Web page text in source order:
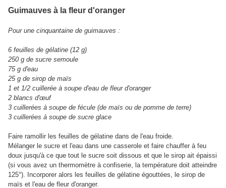
Guimauves à la fleur d'oranger
Pour une cinquantaine de guimauves :
6 feuilles de gélatine (12 g)
250 g de sucre semoule
75 g d'eau
25 g de sirop de maïs
1 et 1/2 cuillerée à soupe d'eau de fleur d'oranger
2 blancs d'œuf
3 cuillerées à soupe de fécule (de maïs ou de pomme de terre)
3 cuillerées à soupe de sucre glace
Faire ramollir les feuilles de gélatine dans de l'eau froide.
Mélanger le sucre et l'eau dans une casserole et faire chauffer à feu
doux jusqu'à ce que tout le sucre soit dissous et que le sirop ait épaissi
(si vous avez un thermomètre à confiserie, la température doit atteindre
125°). Incorporer alors les feuilles de gélatine égouttées, le sirop de
maïs et l'eau de fleur d'oranger.